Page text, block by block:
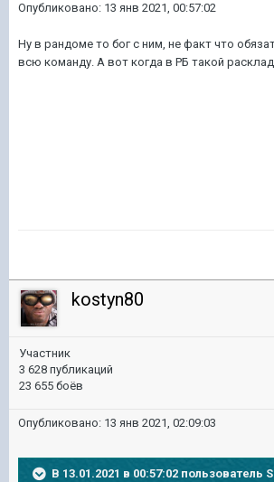
Опубликовано: 13 янв 2021, 00:57:02
Ну в рандоме то бог с ним, не факт что
всю команду. А вот когда в РБ такой
kostyn80
Участник
3 628 публикаций
23 655 боёв
Опубликовано: 13 янв 2021, 02:09:03
В 13.01.2021 в 00:57:02 пользователь